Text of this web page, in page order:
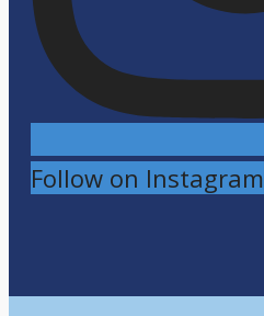
Follow on Instagram